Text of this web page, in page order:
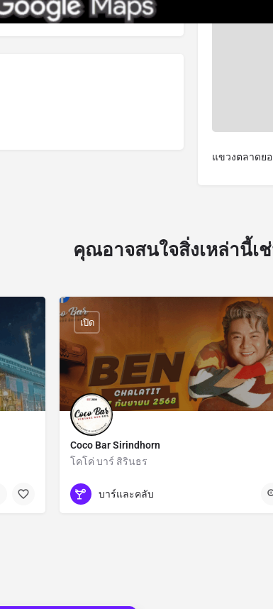
แขวงตลาดยอ
คุณอาจสนใจสิ่งเหล่านี้เ
Coco Bar Sirindhorn
โคโค่ บาร์ สิรินธร
กรุงเทพมหานคร
เปิด
บาร์และคลับ